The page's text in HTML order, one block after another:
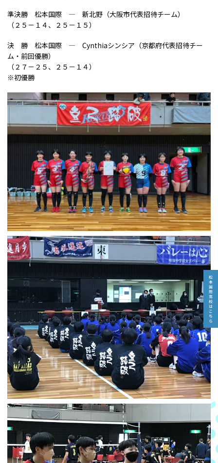
準決勝 松本国際 ― 新北野（大阪市代表招待チーム）
（２５－１４、２５－１５）
決 勝 松本国際 ― Cynthiaシンシア（京都府代表招待チー
ム・前回優勝）
（２７－２５、２５－１４）
※初優勝